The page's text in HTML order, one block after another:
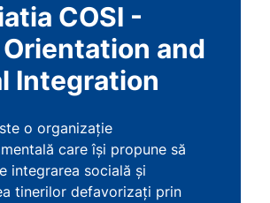
COSI -
and
Integration
o organizație
care își propune să
integrarea socială și
tinerilor defavorizați prin